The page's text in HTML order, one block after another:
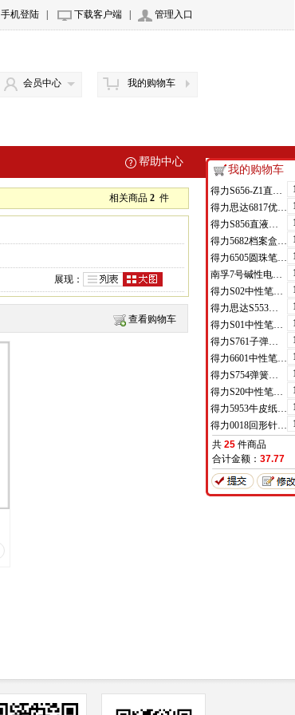
手机登陆 下载客户端 管理入口
会员中心 我的购物车
帮助中心
相关商品 2件
展现：
查看购物车
我的购物车
得力S656-Z1直液式走珠笔0.5mm子弹头(红)(支)
得力思达6817优逸白板笔(黑)(支)
得力S856直液式走珠笔(黑)(支)
得力5682档案盒(蓝)(只)
得力6505圆珠笔0.7mm子弹头(蓝)(支)
南孚7号碱性电池聚能环4代
得力S02中性笔0.7mm弹簧头(黑)(支)
得力思达S553可加墨记号笔(黑)(支)
得力S01中性笔0.5mm弹簧头(黑)(支)
得力S761子弹头中性笔芯0.7mm子弹头(黑)(支)
得力6601中性笔0.5mm半针管(黑)(支)
得力S754弹簧头中性笔芯0.7mm弹簧头(黑)(支)
得力S20中性笔0.7mm子弹头(黑)(支)
得力5953牛皮纸档案袋(混浆)(米黄色)(10只/包)
得力0018回形针(100枚/盒)
共 25 件商品
合计金额： 37.77